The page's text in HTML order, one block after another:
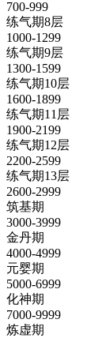
700-999
练气期8层
1000-1299
练气期9层
1300-1599
练气期10层
1600-1899
练气期11层
1900-2199
练气期12层
2200-2599
练气期13层
2600-2999
筑基期
3000-3999
金丹期
4000-4999
元婴期
5000-6999
化神期
7000-9999
炼虚期